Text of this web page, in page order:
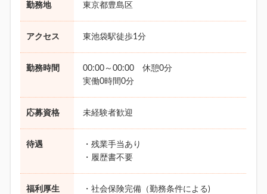
勤務地 東京都豊島区
アクセス 東池袋駅徒歩1分
勤務時間
00:00～00:00 休憩0分
実働0時間0分
応募資格 未経験者歓迎
待遇
・残業手当あり
・履歴書不要
福利厚生
・社会保険完備（勤務条件による)